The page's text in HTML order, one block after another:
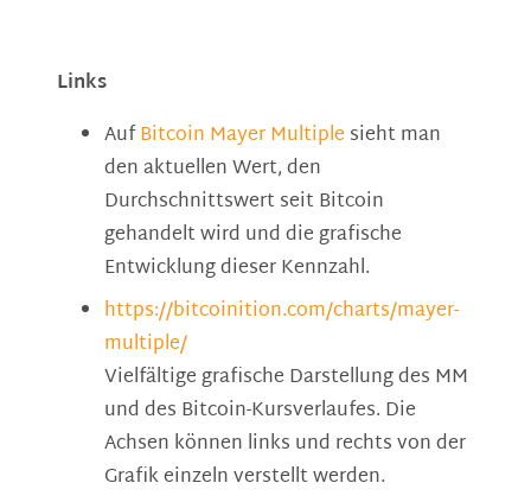
Links
AufBitcoin Mayer Multiple sieht man
den aktuellen Wert, den
Durchschnittswert seit Bitcoin
gehandelt wird und die grafische
Entwicklung dieser Kennzahl.
https://bitcoinition.com/charts/mayer-
multiple/
Vielfältige grafische Darstellung des MM
und des Bitcoin-Kursverlaufes. Die
Achsen können links und rechts von der
Grafik einzeln verstellt werden.